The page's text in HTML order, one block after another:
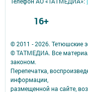
© 2011 - 2026. Тетюшские
© ТАТМЕДИА. Все
законом.
Перепечатка,
информации,
размещенной на сайте,
16+